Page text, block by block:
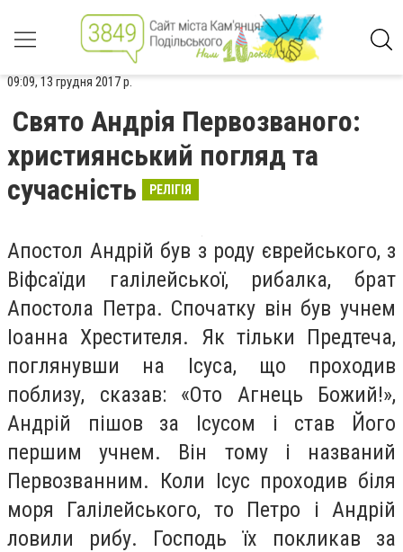
09:09, 13 грудня 2017 р.
Свято Андрія Первозваного:
християнський погляд та
сучасність
РЕЛІГІЯ
Апостол Андрій був з роду єврейського, з
Віфсаїди галілейської, рибалка, брат
Апостола Петра. Спочатку він був учнем
Іоанна Хрестителя. Як тільки Предтеча,
поглянувши на Ісуса, що проходив
поблизу, сказав: «Ото Агнець Божий!»,
Андрій пішов за Ісусом і став Його
першим учнем. Він тому і названий
Первозванним. Коли Ісус проходив біля
моря Галілейського, то Петро і Андрій
ловили рибу. Господь їх покликав за